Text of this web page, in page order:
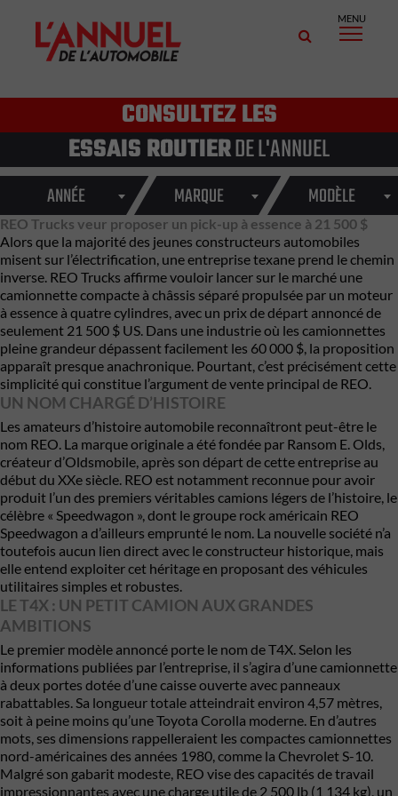
MENU
CONSULTEZ LES
ESSAIS ROUTIERDE L'ANNUEL
ANNÉE MARQUE MODÈLE
REO Trucks veur proposer un pick-up à essence à 21 500 $
Alors que la majorité des jeunes constructeurs automobiles
misent sur l’électrification, une entreprise texane prend le chemin
inverse. REO Trucks affirme vouloir lancer sur le marché une
camionnette compacte à châssis séparé propulsée par un moteur
à essence à quatre cylindres, avec un prix de départ annoncé de
seulement 21 500 $ US. Dans une industrie où les camionnettes
pleine grandeur dépassent facilement les 60 000 $, la proposition
apparaît presque anachronique. Pourtant, c’est précisément cette
simplicité qui constitue l’argument de vente principal de REO.
UN NOM CHARGÉ D’HISTOIRE
Les amateurs d’histoire automobile reconnaîtront peut-être le
nom REO. La marque originale a été fondée par Ransom E. Olds,
créateur d’Oldsmobile, après son départ de cette entreprise au
début du XXe siècle. REO est notamment reconnue pour avoir
produit l’un des premiers véritables camions légers de l’histoire, le
célèbre « Speedwagon », dont le groupe rock américain REO
Speedwagon a d’ailleurs emprunté le nom. La nouvelle société n’a
toutefois aucun lien direct avec le constructeur historique, mais
elle entend exploiter cet héritage en proposant des véhicules
utilitaires simples et robustes.
LE T4X : UN PETIT CAMION AUX GRANDES
AMBITIONS
Le premier modèle annoncé porte le nom de T4X. Selon les
informations publiées par l’entreprise, il s’agira d’une camionnette
à deux portes dotée d’une caisse ouverte avec panneaux
rabattables. Sa longueur totale atteindrait environ 4,57 mètres,
soit à peine moins qu’une Toyota Corolla moderne. En d’autres
mots, ses dimensions rappelleraient les compactes camionnettes
nord-américaines des années 1980, comme la Chevrolet S-10.
Malgré son gabarit modeste, REO vise des capacités de travail
impressionnantes avec une charge utile de 2 500 lb (1 134 kg), un